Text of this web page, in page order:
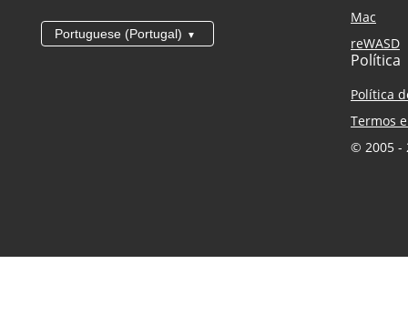
Portuguese (Portugal)
Mac
reWASD
Política
Política
Termos
© 2005 -